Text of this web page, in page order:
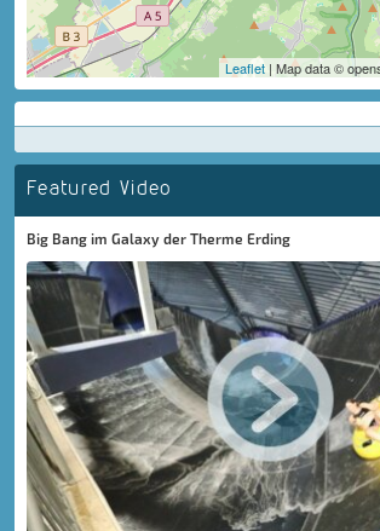
Leaflet | Map data ©
Featured Video
Big Bang im Galaxy der Therme Erding